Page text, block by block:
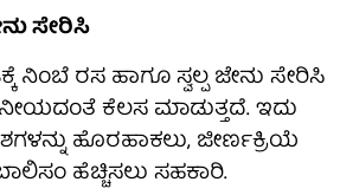
ಸೇರಿಸಿ
ರಸ ಹಾಗೂ ಸ್ವಲ್ಪ ಜೇನು ಸೇರಿಸಿ
ಕೆಲಸ ಮಾಡುತ್ತದೆ. ಇದು
ಹೊರಹಾಕಲು, ಜೀರ್ಣಕ್ರಿಯೆ
ಹೆಚ್ಚಿಸಲು ಸಹಕಾರಿ.